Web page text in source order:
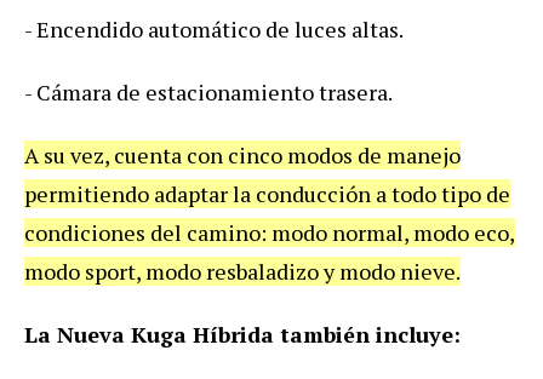
- Encendido automático de luces altas.
- Cámara de estacionamiento trasera.
A su vez, cuenta con cinco modos de manejo
permitiendo adaptar la conducción a todo tipo de
condiciones del camino: modo normal, modo eco,
modo sport, modo resbaladizo y modo nieve.
La Nueva Kuga Híbrida también incluye: